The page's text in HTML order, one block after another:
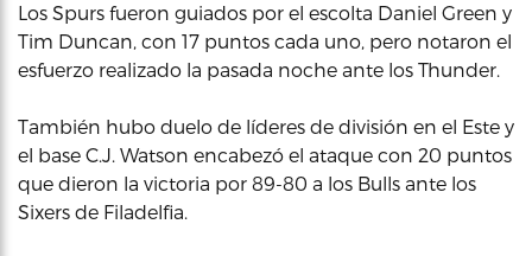
Los Spurs fueron guiados por el escolta Daniel Green y
Tim Duncan, con 17 puntos cada uno, pero notaron el
esfuerzo realizado la pasada noche ante los Thunder.
También hubo duelo de líderes de división en el Este y
el base C.J. Watson encabezó el ataque con 20 puntos
que dieron la victoria por 89-80 a los Bulls ante los
Sixers de Filadelfia.